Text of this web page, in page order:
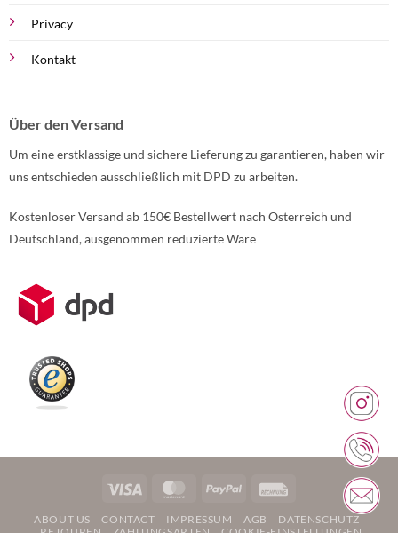
Privacy
Kontakt
Über den Versand
Um eine erstklassige und sichere Lieferung zu garantieren, haben wir
uns entschieden ausschließlich mit DPD zu arbeiten.
Kostenloser Versand ab 150€ Bestellwert nach Österreich und
Deutschland, ausgenommen reduzierte Ware
Weitere Informationen über den gesperrten Inhalt.
Visa MasterCardPayPal
ABOUT US CONTACT IMPRESSUM AGB
DATENSCHUTZ